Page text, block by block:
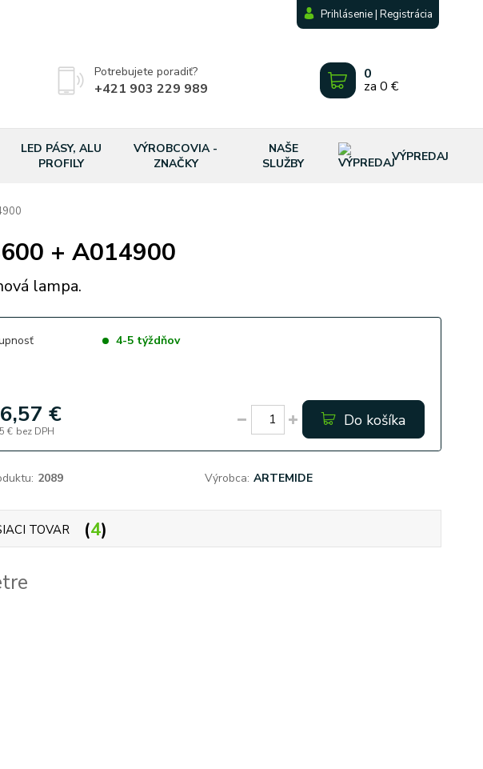
Prihlásenie | Registrácia
Potrebujete poradiť?
+421 903 229 989
0
za 0 €
LED PÁSY, ALU
PROFILY
VÝROBCOVIA -
ZNAČKY
NAŠE
SLUŽBY
VÝPREDAJ
+ A014900
lampa.
4-5 týždňov
€
€ bez DPH
Do košíka
2089 Výrobca: ARTEMIDE
TOVAR 4